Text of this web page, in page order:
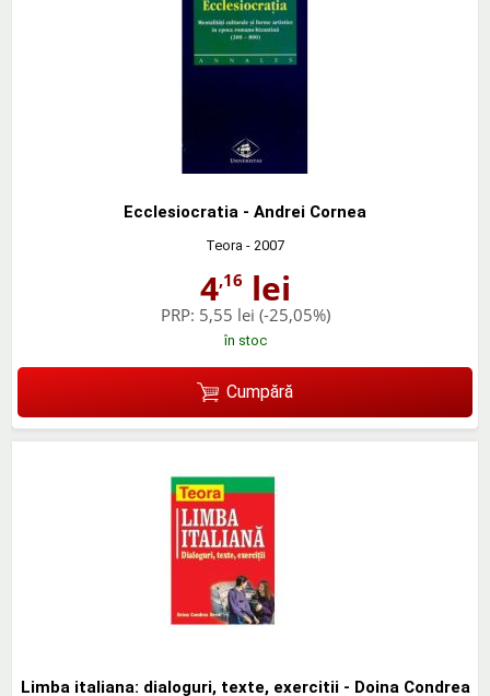
Ecclesiocratia - Andrei Cornea
Teora - 2007
4,16 lei
PRP: 5,55 lei (-25,05%)
în stoc
Cumpără
Limba italiana: dialoguri, texte, exercitii - Doina Condrea